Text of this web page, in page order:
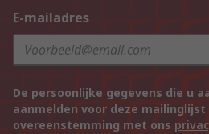
E-mailadres
De persoonlijke gegevens die u
aanmelden voor deze
overeenstemming met ons